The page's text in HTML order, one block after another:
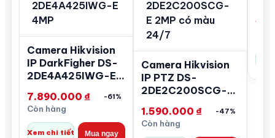
Camera Hikvision
IP DarkFigher DS-
2DE4A425IWG-E
7.890.000 ₫ -61%
Còn hàng
Xem chi tiết Mua ngay
Camera Hikvision
IP PTZ DS-
2DE2C200SCG-E
1.590.000 ₫ -47%
Còn hàng